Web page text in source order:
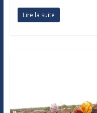
Lire la suite